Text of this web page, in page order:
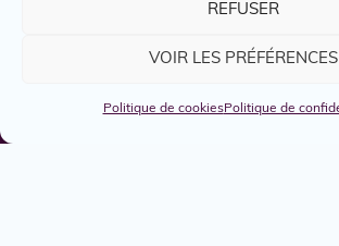
REFUSER
VOIR LES PRÉFÉRENCES
Politique de cookiesPolitique de